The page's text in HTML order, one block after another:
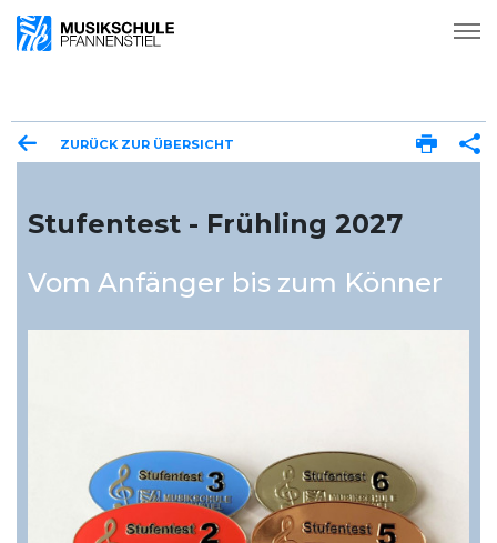
ZURÜCK ZUR ÜBERSICHT
Stufentest - Frühling 2027
Vom Anfänger bis zum Könner